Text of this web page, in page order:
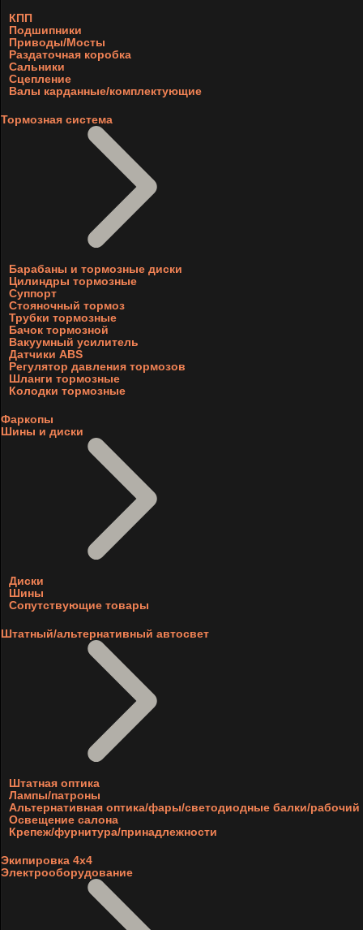
КПП
Подшипники
Приводы/Мосты
Раздаточная коробка
Сальники
Сцепление
Валы карданные/комплектующие
Тормозная система
Барабаны и тормозные диски
Цилиндры тормозные
Суппорт
Стояночный тормоз
Трубки тормозные
Бачок тормозной
Вакуумный усилитель
Датчики ABS
Регулятор давления тормозов
Шланги тормозные
Колодки тормозные
Фаркопы
Шины и диски
Диски
Шины
Сопутствующие товары
Штатный/альтернативный автосвет
Штатная оптика
Лампы/патроны
Альтернативная оптика/фары/светодиодные балки/рабочий
Освещение салона
Крепеж/фурнитура/принадлежности
Экипировка 4х4
Электрооборудование